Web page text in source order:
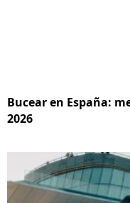
Bucear en España:
2026